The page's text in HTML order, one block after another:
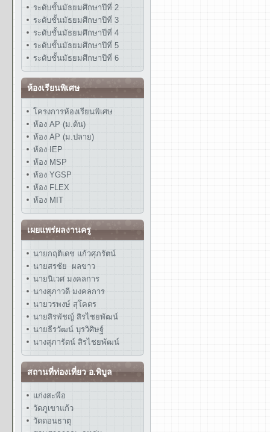
ระดับชั้นมัธยมศึกษาปีที่ 2
ระดับชั้นมัธยมศึกษาปีที่ 3
ระดับชั้นมัธยมศึกษาปีที่ 4
ระดับชั้นมัธยมศึกษาปีที่ 5
ระดับชั้นมัธยมศึกษาปีที่ 6
ห้องเรียนพิเศษ
โครงการห้องเรียนพิเศษ
ห้อง AP (ม.ต้น)
ห้อง AP (ม.ปลาย)
ห้อง IEP
ห้อง MSP
ห้อง YGSP
ห้อง FLEX
ห้อง MIT
เผยแพร่ผลงานครู
นายกฤติเดช แก้วศุภรัตน์
นายสรชัย ผลขาว
นายนิเวศ มงคลการ
นางสุภาวดี มงคลการ
นายวรพงษ์ สุโคตร
นายสิรพัชญ์ สิรไชยพัฒน์
นายธีรวัฒน์ บุรวิศิษฐ์
นางสุภารัตน์ สิรไชยพัฒน์
สถานที่ท่องเที่ยว อ.พิบูล
แก่งสะพือ
วัดภูเขาแก้ว
วัดดอนธาตุ